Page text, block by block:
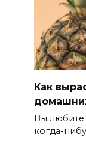
Как
Вы любите
когда-